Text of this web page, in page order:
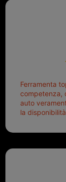
Ferramenta
competenza,
auto
la